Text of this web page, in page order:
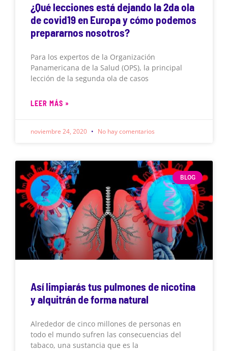
¿Qué lecciones está dejando la 2da ola
de covid19 en Europa y cómo podemos
prepararnos nosotros?
Para los expertos de la Organización
Panamericana de la Salud (OPS), la principal
lección de la segunda ola de casos
LEER MÁS »
noviembre 24, 2020 No hay comentarios
BLOG
Así limpiarás tus pulmones de nicotina
y alquitrán de forma natural
Alrededor de cinco millones de personas en
todo el mundo sufren las consecuencias del
tabaco, una sustancia que es la